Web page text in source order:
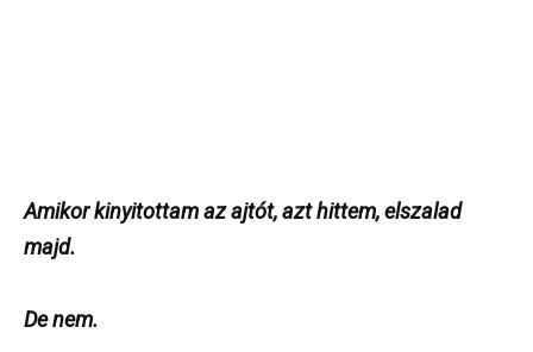
Amikor kinyitottam az ajtót, azt hittem, elszalad
majd.
De nem.